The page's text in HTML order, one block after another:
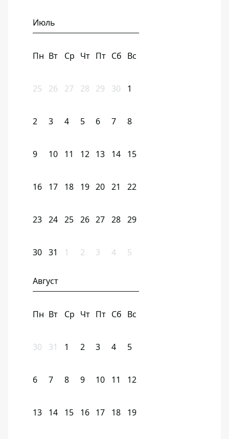
Июль
Пн Вт Ср Чт Пт Сб Вс
25 26 27 28 29 30 1
2 3 4 5 6 7 8
9 10 11 12 13 14 15
16 17 18 19 20 21 22
23 24 25 26 27 28 29
30 31 1 2 3 4 5
Август
Пн Вт Ср Чт Пт Сб Вс
30 31 1 2 3 4 5
6 7 8 9 10 11 12
13 14 15 16 17 18 19